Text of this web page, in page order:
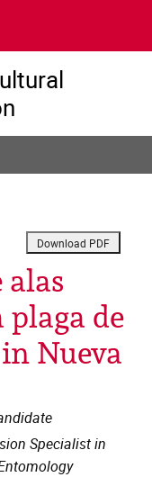
alas
plaga de
Nueva
Specialist in